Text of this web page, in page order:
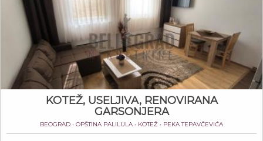
KOTEŽ, USELJIVA, RENOVIRANA
GARSONJERA
BEOGRAD • OPŠTINA PALILULA • KOTEŽ • PEKA TEPAVČEVIĆA